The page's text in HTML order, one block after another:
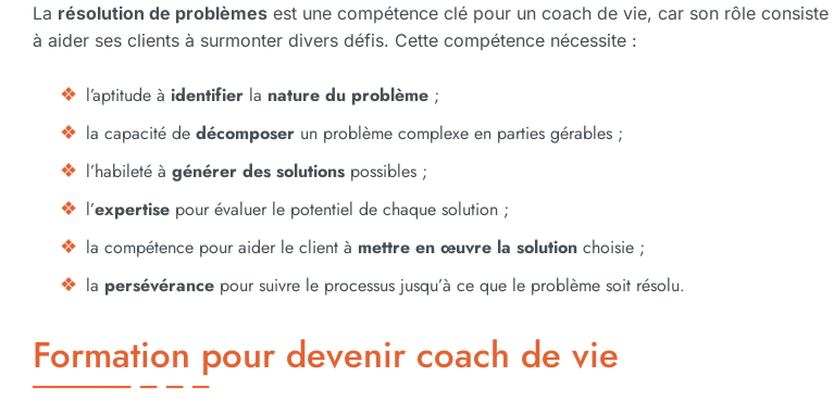
La résolution de problèmes est une compétence clé pour un coach de vie, car son rôle consiste
à aider ses clients à surmonter divers défis. Cette compétence nécessite :
l’aptitude à identifier la nature du problème ;
la capacité de décomposer un problème complexe en parties gérables ;
l’habileté à générer des solutions possibles ;
l’expertise pour évaluer le potentiel de chaque solution ;
la compétence pour aider le client à mettre en œuvre la solution choisie ;
la persévérance pour suivre le processus jusqu’à ce que le problème soit résolu.
Formation pour devenir coach de vie